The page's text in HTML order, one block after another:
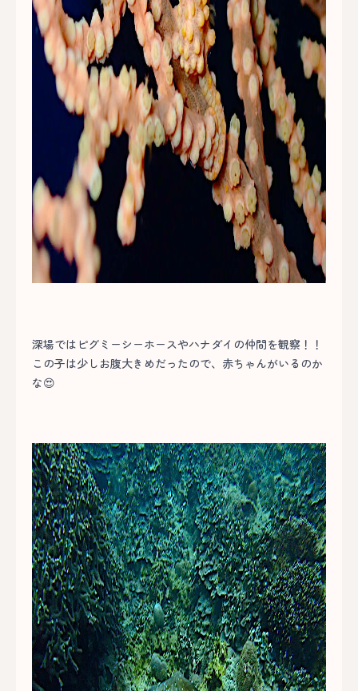
深場ではピグミーシーホースやハナダイの仲間を観察！！
この子は少しお腹大きめだったので、赤ちゃんがいるのか
な😍